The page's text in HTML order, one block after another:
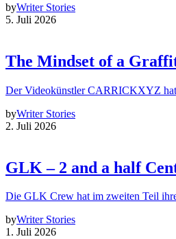
byWriter Stories
5. Juli 2026
The Mindset of a
Der Videokünstler CARRICKXYZ
byWriter Stories
2. Juli 2026
GLK – 2 and a half
Die GLK Crew hat im zweiten Teil
byWriter Stories
1. Juli 2026